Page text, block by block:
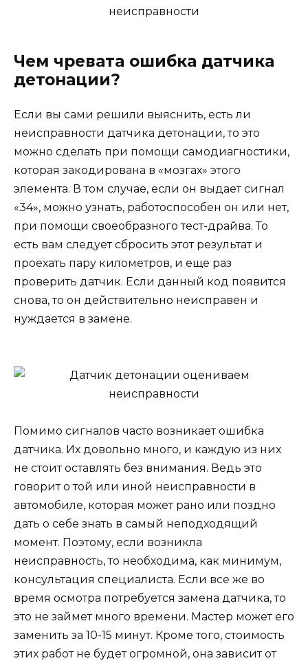
Чем чревата ошибка датчика
детонации?
Если вы сами решили выяснить, есть ли
неисправности датчика детонации, то это
можно сделать при помощи самодиагностики,
которая закодирована в «мозгах» этого
элемента. В том случае, если он выдает сигнал
«34», можно узнать, работоспособен он или нет,
при помощи своеобразного тест-драйва. То
есть вам следует сбросить этот результат и
проехать пару километров, и еще раз
проверить датчик. Если данный код появится
снова, то он действительно неисправен и
нуждается в замене.
Помимо сигналов часто возникает ошибка
датчика. Их довольно много, и каждую из них
не стоит оставлять без внимания. Ведь это
говорит о той или иной неисправности в
автомобиле, которая может рано или поздно
дать о себе знать в самый неподходящий
момент. Поэтому, если возникла
неисправность, то необходима, как минимум,
консультация специалиста. Если все же во
время осмотра потребуется замена датчика, то
это не займет много времени. Мастер может его
заменить за 10-15 минут. Кроме того, стоимость
этих работ не будет огромной, она зависит от